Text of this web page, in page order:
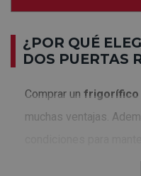
¿POR QUÉ
DOS PUERTAS
Comprar un frigorífico
muchas ventajas.
podrás disfrutar de un